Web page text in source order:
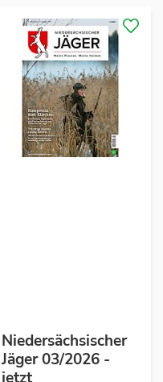
Niedersächsischer
Jäger 03/2026 -